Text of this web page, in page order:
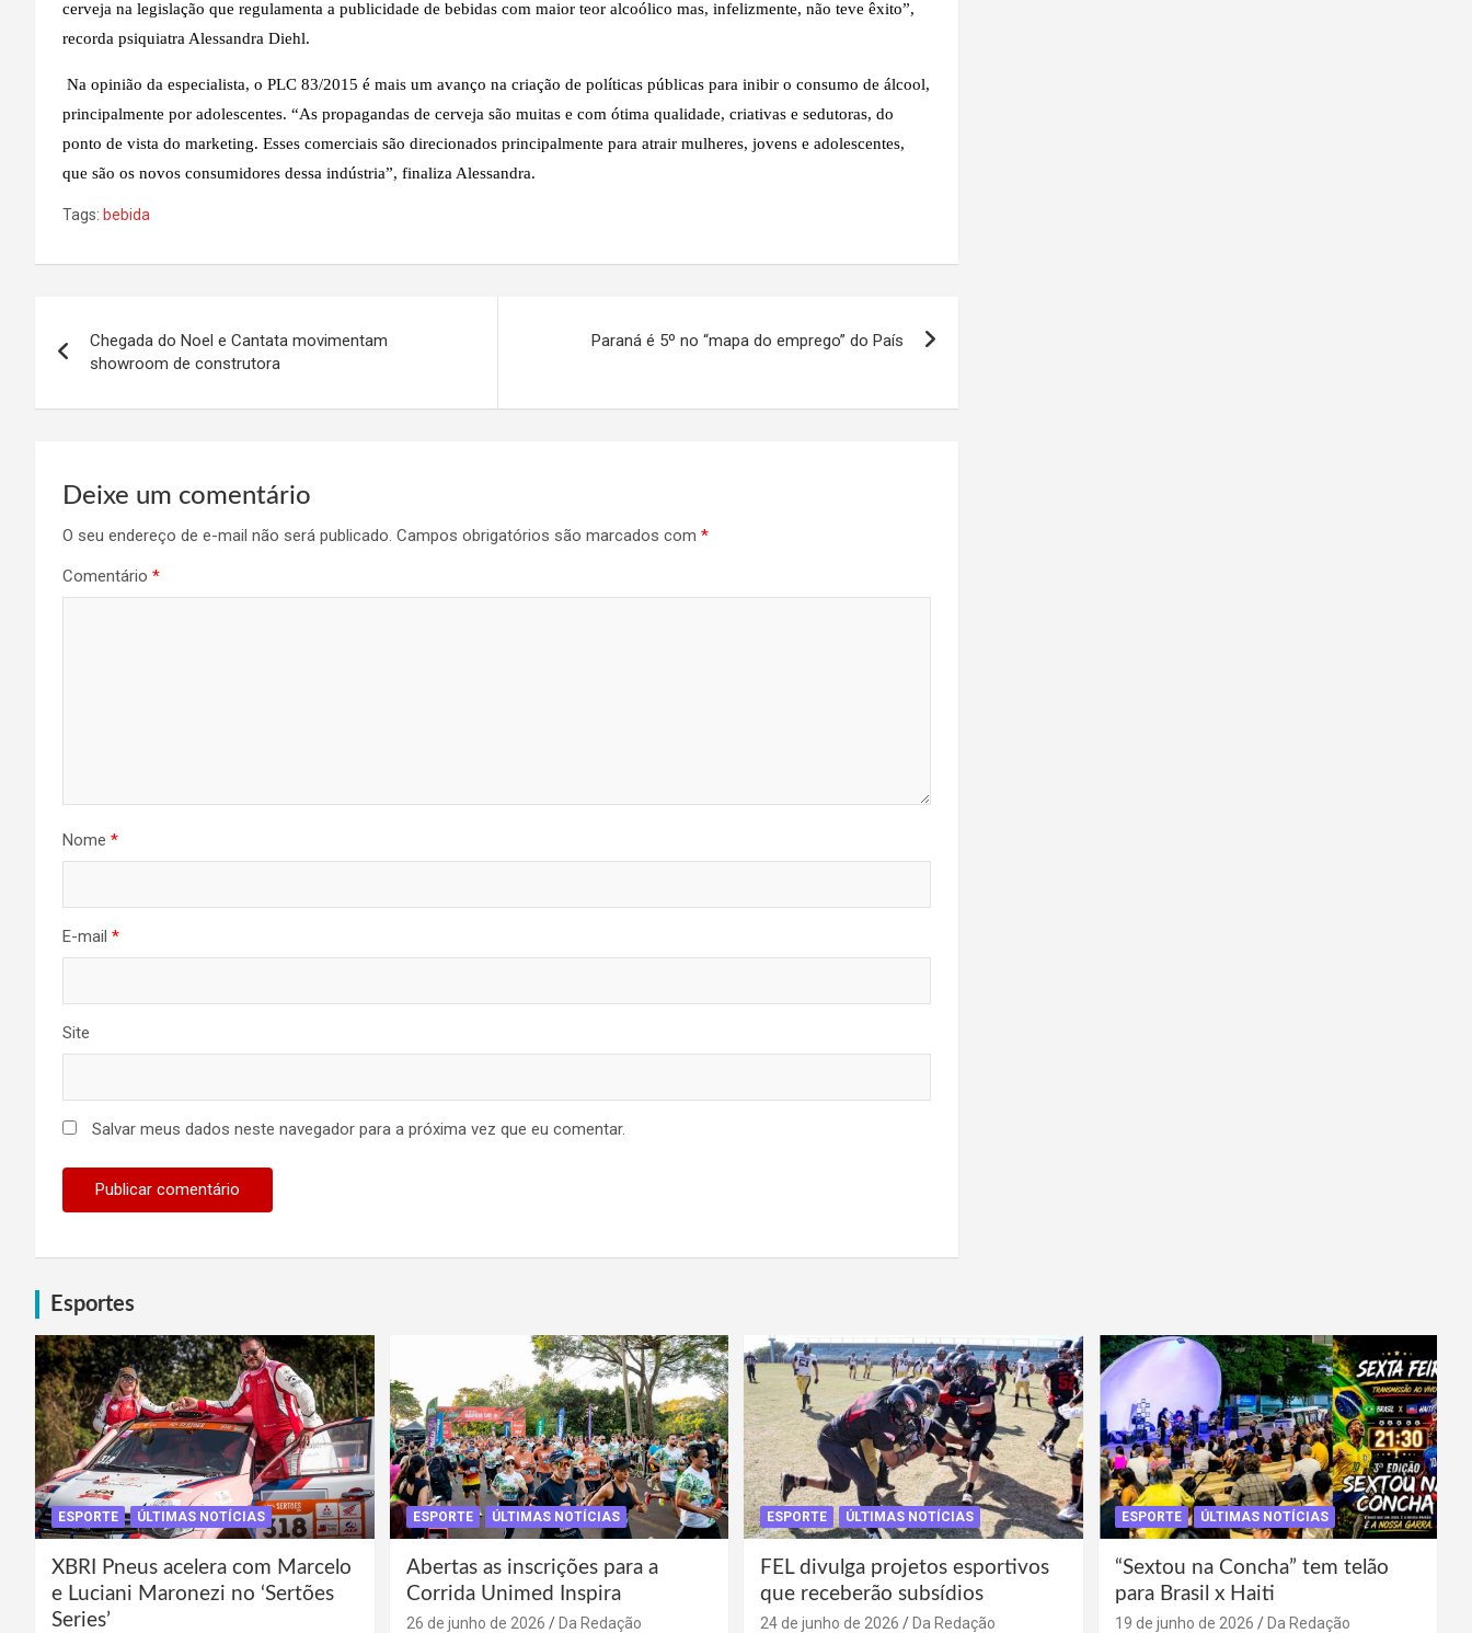
cerveja na legislação que regulamenta a publicidade de bebidas com maior teor alcoólico mas, infelizmente, não teve êxito”,
recorda psiquiatra Alessandra Diehl.
Na opinião da especialista, o PLC 83/2015 é mais um avanço na criação de políticas públicas para inibir o consumo de álcool,
principalmente por adolescentes. “As propagandas de cerveja são muitas e com ótima qualidade, criativas e sedutoras, do
ponto de vista do marketing. Esses comerciais são direcionados principalmente para atrair mulheres, jovens e adolescentes,
que são os novos consumidores dessa indústria”, finaliza Alessandra.
Tags: bebida
de
Post
Chegada do Noel e Cantata movimentam
showroom de construtora
Paraná é 5º no “mapa do emprego” do País
Deixe um comentário
O seu endereço de e-mail não será publicado. Campos obrigatórios são marcados com *
Comentário *
Nome *
E-mail *
Site
Salvar meus dados neste navegador para a próxima vez que eu comentar.
Esportes
ESPORTE ÚLTIMAS NOTÍCIAS
XBRI Pneus acelera com Marcelo
e Luciani Maronezi no ‘Sertões
Series’
ESPORTE ÚLTIMAS NOTÍCIAS
Abertas as inscrições para a
Corrida Unimed Inspira
26 de junho de 2026 Da Redação
ESPORTE ÚLTIMAS NOTÍCIAS
FEL divulga projetos esportivos
que receberão subsídios
24 de junho de 2026 Da Redação
ESPORTE ÚLTIMAS NOTÍCIAS
“Sextou na Concha” tem telão
para Brasil x Haiti
19 de junho de 2026 Da Redação